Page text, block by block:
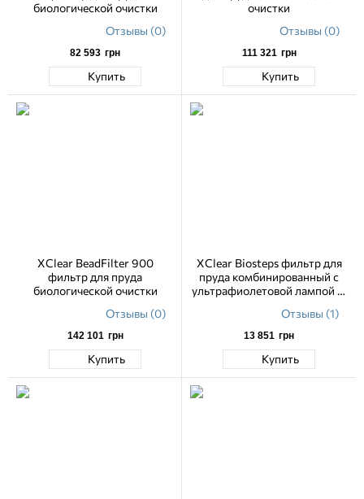
биологической очистки
Отзывы (0)
82 593 грн
Купить
очистки
Отзывы (0)
111 321 грн
Купить
XClear BeadFilter 900
фильтр для пруда
биологической очистки
Отзывы (0)
142 101 грн
Купить
XClear Biosteps фильтр для
пруда комбинированный с
ультрафиолетовой лампой 11
Отзывы (1)
13 851 грн
Купить